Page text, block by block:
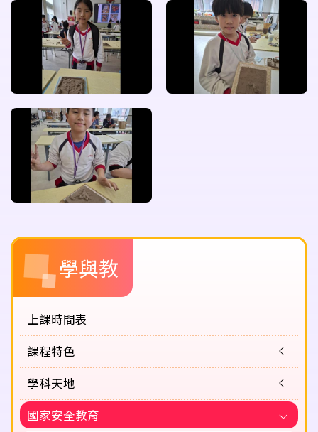
Main
navigation
學與教
上課時間表
課程特色
學科天地
國家安全教育